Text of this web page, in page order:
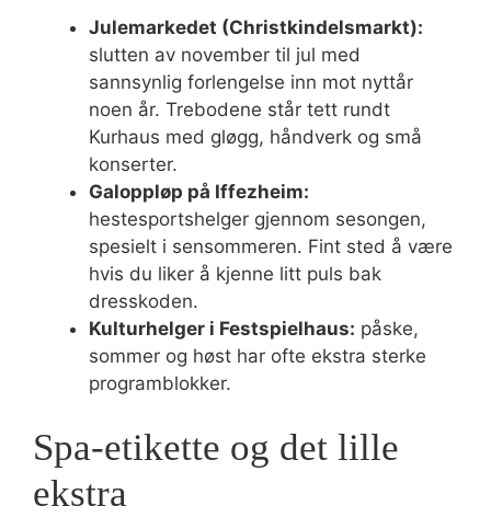
Julemarkedet (Christkindelsmarkt):
slutten av november til jul med
sannsynlig forlengelse inn mot nyttår
noen år. Trebodene står tett rundt
Kurhaus med gløgg, håndverk og små
konserter.
Galoppløp på Iffezheim:
hestesportshelger gjennom sesongen,
spesielt i sensommeren. Fint sted å være
hvis du liker å kjenne litt puls bak
dresskoden.
Kulturhelger i Festspielhaus: påske,
sommer og høst har ofte ekstra sterke
programblokker.
Spa-etikette og det lille
ekstra